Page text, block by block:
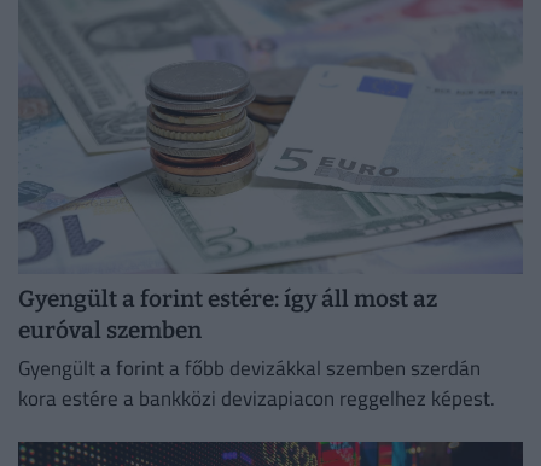
Gyengült a forint estére: így áll most az
euróval szemben
Gyengült a forint a főbb devizákkal szemben szerdán
kora estére a bankközi devizapiacon reggelhez képest.